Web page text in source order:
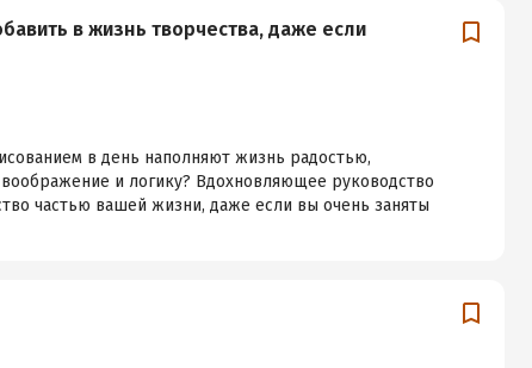
в жизнь творчества, даже если
в день наполняют жизнь радостью,
и логику? Вдохновляющее руководство
частью вашей жизни, даже если вы очень заняты